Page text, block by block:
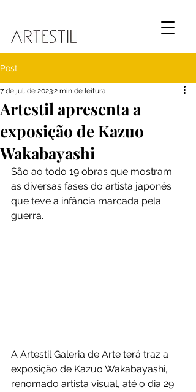
Post
Artestil apresenta a
exposição de Kazuo
Wakabayashi
7 de jul. de 20232 min de leitura
São ao todo 19 obras que mostram
as diversas fases do artista japonês
que teve a infância marcada pela
guerra.
A Artestil Galeria de Arte terá traz a
exposição de Kazuo Wakabayashi,
renomado artista visual, até o dia 29